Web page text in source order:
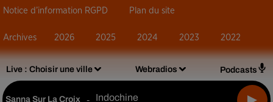
Live : Choisir une ville Webradios Podcasts
Sanna Sur La Croix - Indochine
Notice d’information RGPD Plan du site
Archives 2026 2025 2024 2023 2022